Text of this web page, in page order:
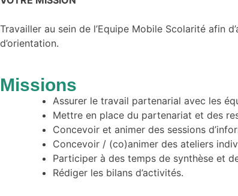
Travailler au sein de l’Equipe Mobile Scolarité afin
d’orientation.
Missions
Assurer le travail partenarial avec les
Mettre en place du partenariat et des
Concevoir et animer des sessions
Concevoir / (co)animer des ateliers
Participer à des temps de synthèse et
Rédiger les bilans d’activités.